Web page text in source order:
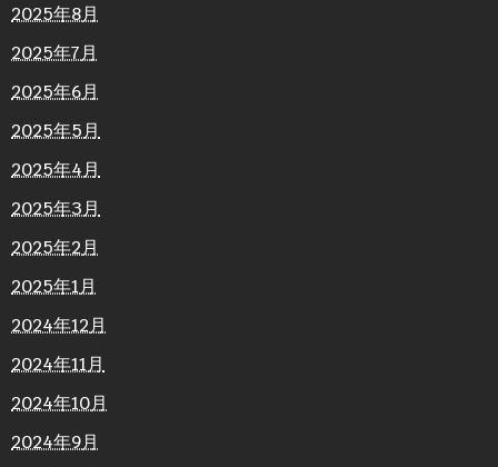
2025年8月
2025年7月
2025年6月
2025年5月
2025年4月
2025年3月
2025年2月
2025年1月
2024年12月
2024年11月
2024年10月
2024年9月